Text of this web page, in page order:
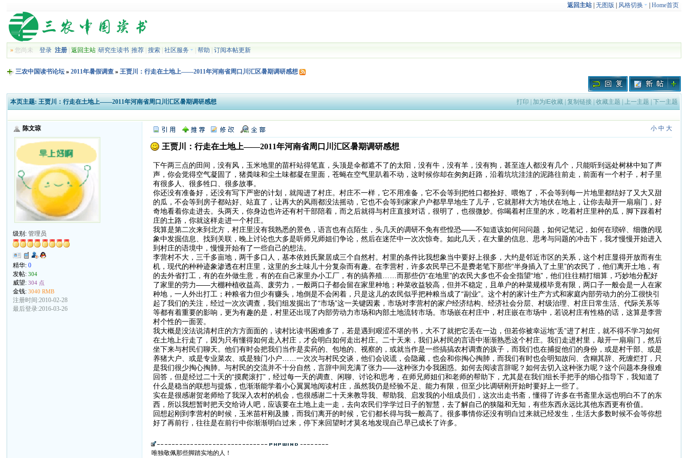
返回主站| 无图版 风格切换 Home首页
» 您尚未登录 注册 |返回主站 |研究生读书 |推荐 |搜索 |社区服务 |帮助 |订阅本帖更新
三农中国读书论坛 »2011年暑假调查 »王贾川：行走在土地上——2011年河南省周口川汇区暑期调研感想
本页主题: 王贾川：行走在土地上——2011年河南省周口川汇区暑期调研感想 打印 | 加为IE收藏| 复制链接| 收藏主题 | 上一主题 | 下一主题
陈文琼
级别:管理员
精华:0
发帖:304
威望:304 点
金钱:3040 RMB
注册时间:2010-02-28
最后登录:2016-03-26
小 中 大
王贾川：行走在土地上——2011年河南省周口川汇区暑期调研感想
下午两三点的田间，没有风，玉米地里的苗杆站得笔直，头顶是伞都遮不了的太阳，没有牛，没有羊，没有狗，甚至连人都没有几个，只能听到远处树林中知了声
声，你会觉得空气凝固了，猪粪味和尘土味都凝在里面，苍蝇在空气里趴着不动，这时候你却在匆匆赶路，沿着坑坑洼洼的泥路往前走，前面有一个村子，村子里
有很多人、很多牲口、很多故事。
你还没有准备好，还没有写下严密的计划，就闯进了村庄。村庄不一样，它不用准备，它不会等到把牲口都拴好、喂饱了，不会等到每一片地里都结好了又大又甜
的瓜，不会等到房子都站好、站直了，让再大的风雨都没法摇动，它也不会等到家家户户都早早地生了儿子，它就那样大方地伏在地上，让你去敲开一扇扇门，好
奇地看着你走进去。头两天，你身边也许还有村干部陪着，而之后就得与村庄直接对话，很明了，也很微妙。你喝着村庄里的水，吃着村庄里种的瓜，脚下踩着村
庄的土路，你就这样走进一个村庄。
我算是第二次来到北方，村庄里没有我熟悉的景色，语言也有点陌生，头几天的调研不免有些惶恐——不知道该如何问问题，如何记笔记，如何在琐碎、细微的现
象中发掘信息、找到关联，晚上讨论也大多是听师兄师姐们争论，然后在迷茫中一次次惊奇。如此几天，在大量的信息、思考与问题的冲击下，我才慢慢开始进入
到村庄的语境中，慢慢开始有了一些自己的想法。
李营村不大，三千多亩地，两千多口人，基本依姓氏聚居成三个自然村。村里的条件比我想象当中要好上很多，大约是邻近市区的关系，这个村庄显得开放而有生
机，现代的种种迹象渗透在村庄里，这里的乡土味儿十分复杂而有趣。在李营村，许多农民早已不是费老笔下那些“半身插入了土里”的农民了，他们离开土地，有
的去外省打工，有的在外做生意，有的在自己家里办小工厂，有的搞养殖……而那些仍“在地里”的农民大多也不会全指望“地”，他们往往精打细算，巧妙地分配好
了家里的劳力——大棚种植收益高、废劳力，一般两口子都会留在家里种地；种菜收益较高，但并不稳定，且单户的种菜规模毕竟有限，两口子一般会是一人在家
种地，一人外出打工；种粮省力但少有赚头，地倒是不会闲着，只是这儿的农民似乎把种粮当成了“副业”。这个村的家计生产方式和家庭内部劳动力的分工很快引
起了我们的关注，经过一次次调查，我们组发掘出了“市场”这一关键因素，市场对李营村的家户经济结构、经济社会分层、村级治理、村庄日常生活、代际关系等
等都有着重要的影响，更为有趣的是，村里还出现了内部劳动力市场和内部土地流转市场。市场嵌在村庄中，村庄嵌在市场中，若说村庄有性格的话，这算是李营
村个性的一面罢。
我大概是没法说清村庄的方方面面的，读村比读书困难多了，若是遇到艰涩不堪的书，大不了就把它丢在一边，但若你被幸运地“丢”进了村庄，就不得不学习如何
在土地上行走了，因为只有懂得如何走入村庄，才会明白如何走出村庄。二十天来，我们从村民的言语中渐渐熟悉这个村庄。我们走进村里，敲开一扇扇门，然后
坐下来与村民们聊天。他们有时会把我们当作是卖药的、包地的、视察的，或就当作是一些搞搞农村调查的孩子，而我们也在捕捉他们的身份，或是村干部、或是
养猪大户、或是专业菜农、或是独门小户……一次次与村民交谈，他们会说谎，会隐藏，也会和你掏心掏肺，而我们有时也会明知故问、含糊其辞、死缠烂打，只
是我们很少掏心掏肺。与村民的交流并不十分自然，言辞中间充满了张力——这种张力令我困惑。如何去阅读言辞呢？如何去切入这种张力呢？这个问题本身很难
回答，但是经过二十天的“摸爬滚打”，经过每一天的调查、闲聊、讨论和思考，在师兄师姐们和老师的帮助下，尤其是在我们组长手把手的细心指导下，我知道了
什么是稳当的联想与提炼，也渐渐能学着小心翼翼地阅读村庄，虽然我仍是经验不足、能力有限，但至少比调研刚开始时要好上一些了。
实在是很感谢贺老师给了我深入农村的机会，也很感谢二十天来教导我、帮助我、启发我的小组成员们，这次出走书斋，懂得了许多在书斋里永远也明白不了的东
西，所以我想暂时把天交给诗人吧，应该要在土地上走一走，去向农民们学学过日子的智慧，去了解自己的狭隘和无知，有些东西永远比其他东西更有价值。
回想起刚到李营村的时候，玉米苗杆刚及膝，而我们离开的时候，它们都长得与我一般高了。很多事情你还没有明白过来就已经发生，生活大多数时候不会等你想
好了再前行，往往是在前行中你渐渐明白过来，停下来回望时才莫名地发现自己早已成长了许多。
唯独敬佩那些脚踏实地的人！